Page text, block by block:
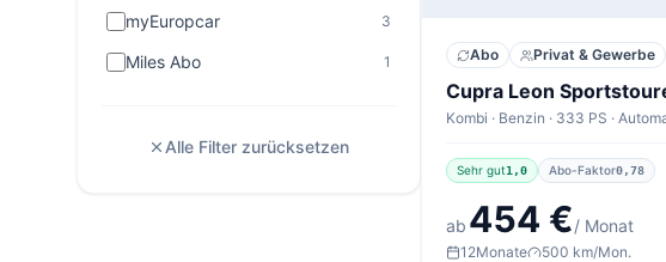
myEuropcar 3
Miles Abo 1
Alle Filter zurücksetzen
Abo Privat & Gewerbe
Sehr gut1,0 Abo-Faktor0,78
ab 454 €/ Monat
12Monate
500 km/Mon.